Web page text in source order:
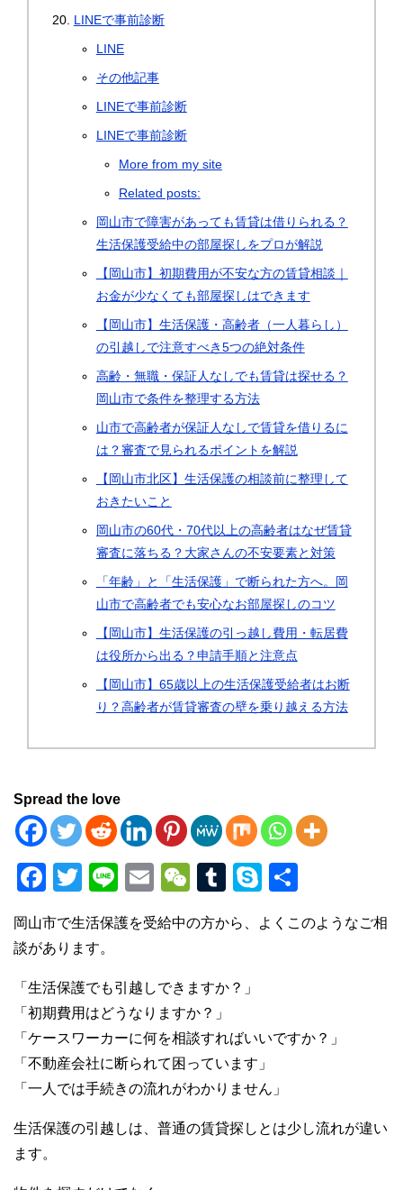
LINEで事前診断
LINE
その他記事
LINEで事前診断
LINEで事前診断
More from my site
Related posts:
岡山市で障害があっても賃貸は借りられる？
生活保護受給中の部屋探しをプロが解説
【岡山市】初期費用が不安な方の賃貸相談｜
お金が少なくても部屋探しはできます
【岡山市】生活保護・高齢者（一人暮らし）
の引越しで注意すべき5つの絶対条件
高齢・無職・保証人なしでも賃貸は探せる？
岡山市で条件を整理する方法
山市で高齢者が保証人なしで賃貸を借りるに
は？審査で見られるポイントを解説
【岡山市北区】生活保護の相談前に整理して
おきたいこと
岡山市の60代・70代以上の高齢者はなぜ賃貸
審査に落ちる？大家さんの不安要素と対策
「年齢」と「生活保護」で断られた方へ。岡
山市で高齢者でも安心なお部屋探しのコツ
【岡山市】生活保護の引っ越し費用・転居費
は役所から出る？申請手順と注意点
【岡山市】65歳以上の生活保護受給者はお断
り？高齢者が賃貸審査の壁を乗り越える方法
Spread the love
F
a
c
e
b
o
o
k
T
tt
er
Li
n
e
E
m
ail
W
C
at
T
m
r
S
p
岡山市で生活保護を受給中の方から、よくこのようなご相
談があります。
「生活保護でも引越しできますか？」
「初期費用はどうなりますか？」
「ケースワーカーに何を相談すればいいですか？」
「不動産会社に断られて困っています」
「一人では手続きの流れがわかりません」
生活保護の引越しは、普通の賃貸探しとは少し流れが違い
ます。